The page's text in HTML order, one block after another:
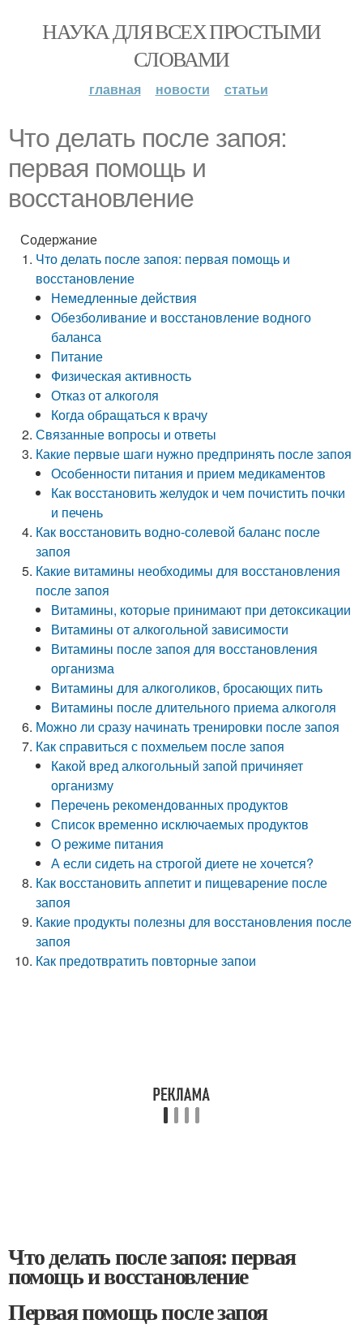
НАУКА ДЛЯ ВСЕХ ПРОСТЫМИ
СЛОВАМИ
главная новости статьи
Что делать после запоя:
первая помощь и
восстановление
Содержание
Что делать после запоя: первая помощь и
восстановление
Немедленные действия
Обезболивание и восстановление водного
баланса
Питание
Физическая активность
Отказ от алкоголя
Когда обращаться к врачу
Связанные вопросы и ответы
Какие первые шаги нужно предпринять после запоя
Особенности питания и прием медикаментов
Как восстановить желудок и чем почистить почки
и печень
Как восстановить водно-солевой баланс после
запоя
Какие витамины необходимы для восстановления
после запоя
Витамины, которые принимают при детоксикации
Витамины от алкогольной зависимости
Витамины после запоя для восстановления
организма
Витамины для алкоголиков, бросающих пить
Витамины после длительного приема алкоголя
Можно ли сразу начинать тренировки после запоя
Как справиться с похмельем после запоя
Какой вред алкогольный запой причиняет
организму
Перечень рекомендованных продуктов
Список временно исключаемых продуктов
О режиме питания
А если сидеть на строгой диете не хочется?
Как восстановить аппетит и пищеварение после
запоя
Какие продукты полезны для восстановления после
запоя
Как предотвратить повторные запои
Что делать после запоя: первая
помощь и восстановление
Первая помощь после запоя